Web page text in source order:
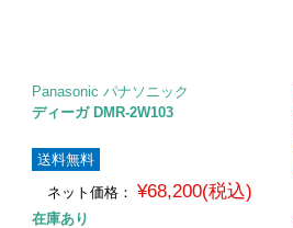
Panasonic パナソニック
ディーガ DMR-2W103
送料無料
ネット価格：
¥68,200(税込)
在庫あり